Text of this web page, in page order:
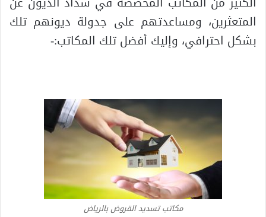
المتعثرين، ومساعدتهم على جدولة ديونهم تلك
بشكل احترافي، وإليك أفضل تلك المكاتب:-
مكاتب تسديد القروض بالرياض